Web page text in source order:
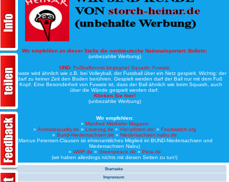
Wir empfehlen an dieser Stelle die norddeutsche Nationalsportart: Boßeln:
(unbezahlte Werbung)
UND: Fußballtennis begegnet Squash: Fuwate
Bei Fuwate wird ähnlich wie z.B. bei Volleyball, der Fussball über ein Netz gespielt. Wichtig: der
Ball darf zu keiner Zeit den Boden berühren. Gespielt werden darf der Ball nur mit dem Fuß
oder Kopf. Eine Besonderheit von Fuwate ist, dass der Ball ähnlich wie beim Squash, auch
über die Wände gespielt werden darf.
Klicken Sie hier!
(unbezahlte Werbung)
Wir empfehlen:
» Manfred Mistkäfer Magazin
» Animalequality.de » Loveveg.de » Vier-pfoten.de/» Foodwatch.org
» Bund-Niedersachsen.de » Niedersachsen.nabu.de
(Marcus Petersen-Clausen ist ehrenamtliches Mitglied im BUND-Niedersachsen und
Niedersachsen Nabu)
» WWF.de » Greenpeace.de » Peta.de
(wir haben allerdings nichts mit diesen Seiten zu tun!)
Startseite
Impressum